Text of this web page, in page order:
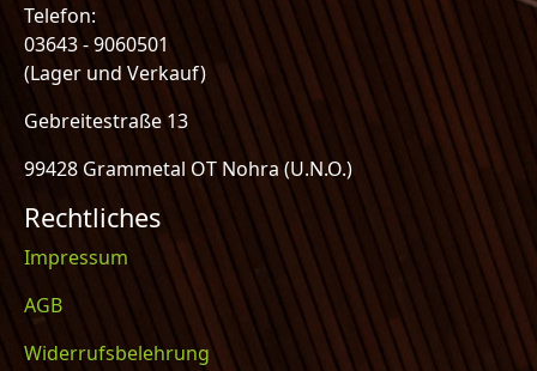
Telefon:
03643 - 9060501
(Lager und Verkauf)
Gebreitestraße 13
99428 Grammetal OT Nohra (U.N.O.)
Rechtliches
Impressum
AGB
Widerrufsbelehrung